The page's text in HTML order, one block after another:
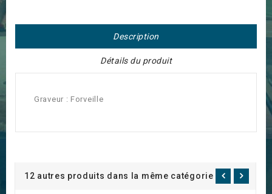
Description
Détails du produit
Graveur : Forveille
12 autres produits dans la même catégorie :